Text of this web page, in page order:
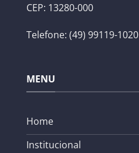
CEP: 13280-000
Telefone: (49) 99119-1020
MENU
Home
Institucional